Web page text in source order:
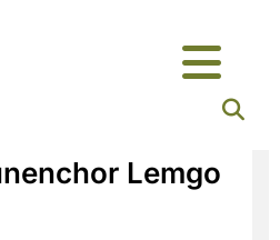
Lemgo